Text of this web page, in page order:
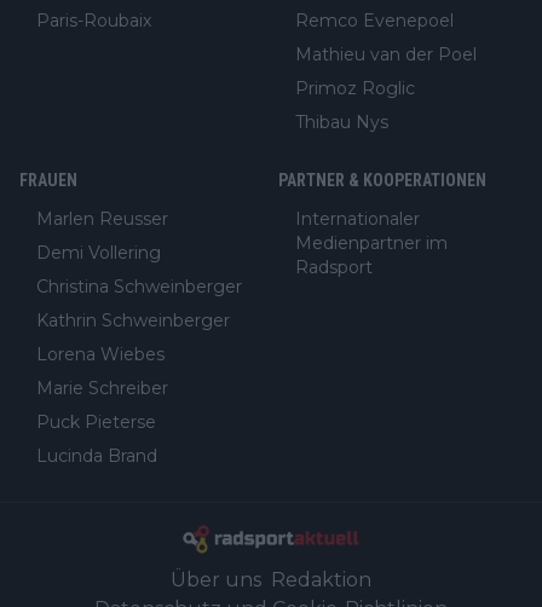
Paris-Roubaix
Remco Evenepoel
Mathieu van der Poel
Primoz Roglic
Thibau Nys
FRAUEN
Marlen Reusser
Demi Vollering
Christina Schweinberger
Kathrin Schweinberger
Lorena Wiebes
Marie Schreiber
Puck Pieterse
Lucinda Brand
PARTNER & KOOPERATIONEN
Internationaler
Medienpartner im
Radsport
Über uns Redaktion